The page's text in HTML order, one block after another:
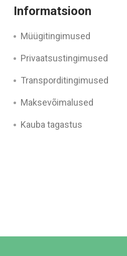
Informatsioon
Müügitingimused
Privaatsustingimused
Transporditingimused
Maksevõimalused
Kauba tagastus